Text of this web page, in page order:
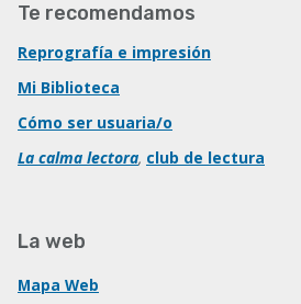
Te recomendamos
Reprografía e impresión
Mi Biblioteca
Cómo ser usuaria/o
La calma lectora, club de lectura
La web
Mapa Web